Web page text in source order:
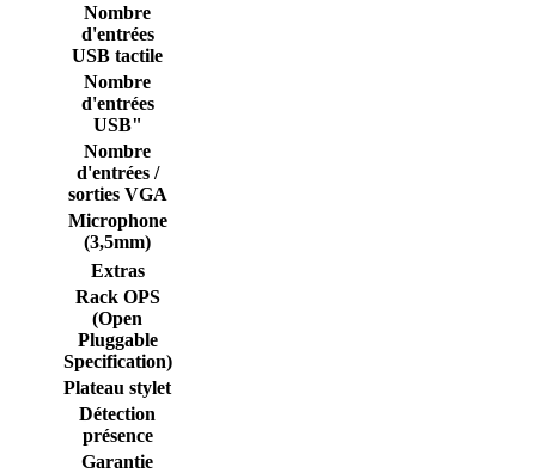
Nombre
d'entrées
USB tactile
Nombre
d'entrées
USB"
Nombre
d'entrées /
sorties VGA
Microphone
(3,5mm)
Extras
Rack OPS
(Open
Pluggable
Specification)
Plateau stylet
Détection
présence
Garantie